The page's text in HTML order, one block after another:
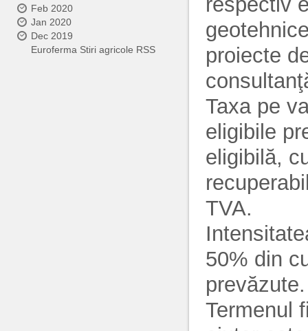
Feb 2020
Jan 2020
Dec 2019
Euroferma Stiri agricole RSS
proiecte
Taxa pe
eligibile
eligibilă,
TVA.
50% din
prevăzute.
Termenul